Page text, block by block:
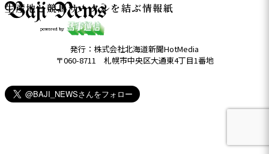
生産地と競馬サークルを結ぶ情報紙
発行：株式会社北海道新聞HotMedia
〒060-8711 札幌市中央区大通東4丁目1番地